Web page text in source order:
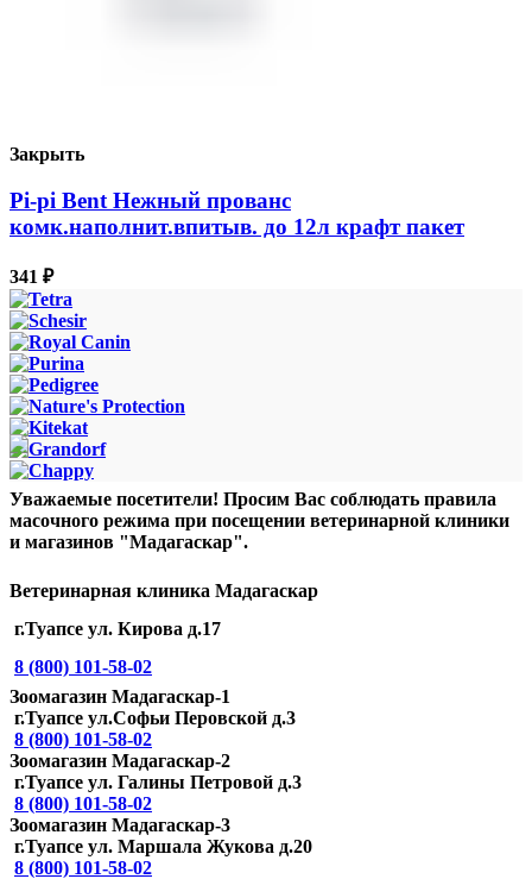
Закрыть
Pi-pi Bent Нежный прованс
комк.наполнит.впитыв. до 12л крафт пакет
341 ₽
Уважаемые посетители! Просим Вас соблюдать правила
масочного режима при посещении ветеринарной клиники
и магазинов "Мадагаскар".
Ветеринарная клиника Мадагаскар
г.Туапсе ул. Кирова д.17
8 (800) 101-58-02
Зоомагазин Мадагаскар-1
г.Туапсе ул.Софьи Перовской д.3
8 (800) 101-58-02
Зоомагазин Мадагаскар-2
г.Туапсе ул. Галины Петровой д.3
8 (800) 101-58-02
Зоомагазин Мадагаскар-3
г.Туапсе ул. Маршала Жукова д.20
8 (800) 101-58-02